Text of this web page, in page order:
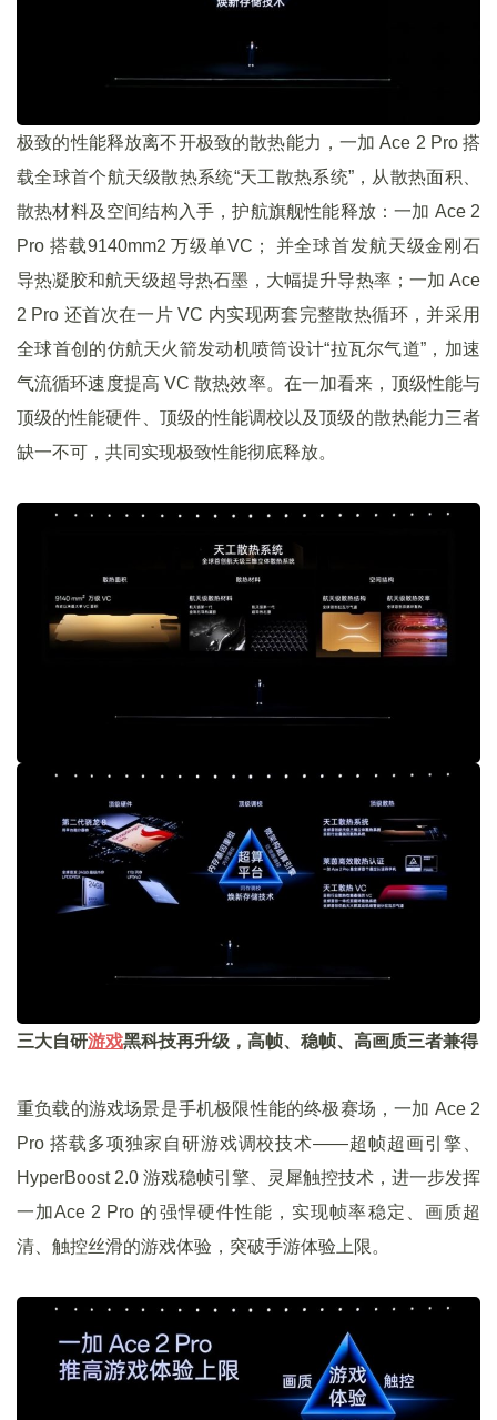
极致的性能释放离不开极致的散热能力，一加 Ace 2 Pro 搭
载全球首个航天级散热系统“天工散热系统”，从散热面积、
散热材料及空间结构入手，护航旗舰性能释放：一加 Ace 2
Pro 搭载9140mm2 万级单VC； 并全球首发航天级金刚石
导热凝胶和航天级超导热石墨，大幅提升导热率；一加 Ace
2 Pro 还首次在一片 VC 内实现两套完整散热循环，并采用
全球首创的仿航天火箭发动机喷筒设计“拉瓦尔气道”，加速
气流循环速度提高 VC 散热效率。在一加看来，顶级性能与
顶级的性能硬件、顶级的性能调校以及顶级的散热能力三者
缺一不可，共同实现极致性能彻底释放。
三大自研游戏黑科技再升级，高帧、稳帧、高画质三者兼得
重负载的游戏场景是手机极限性能的终极赛场，一加 Ace 2
Pro 搭载多项独家自研游戏调校技术——超帧超画引擎、
HyperBoost 2.0 游戏稳帧引擎、灵犀触控技术，进一步发挥
一加Ace 2 Pro 的强悍硬件性能，实现帧率稳定、画质超
清、触控丝滑的游戏体验，突破手游体验上限。